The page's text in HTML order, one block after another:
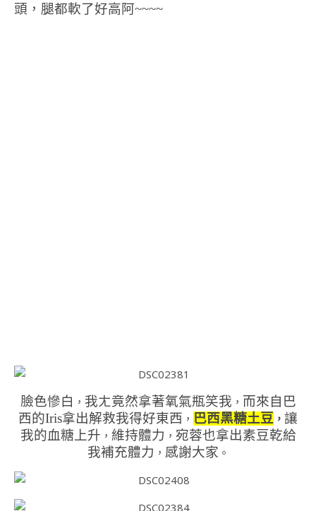
頭，腿都軟了好高阿~~~~
臉色慘白 ， 我ㄤ竟然拿著氧氣瓶笑我 ， 而來自巴
西的Iris拿出解救我得好東西 ， 巴西黑糖土豆 ， 讓
我的血糖上升 ， 維持體力 ， 宛蓉也拿出素豆乾給
我補充體力 ， 感謝大家 。